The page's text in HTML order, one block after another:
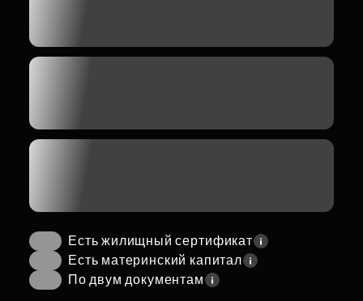
Есть жилищный сертификат
Есть материнский капитал
По двум документам